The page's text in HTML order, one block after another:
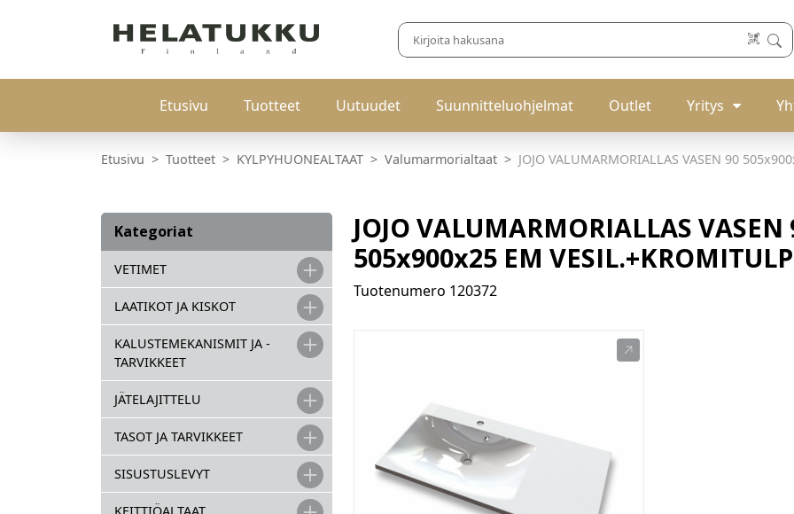
Etusivu Tuotteet Uutuudet Suunnitteluohjelmat Outlet Yritys
Etusivu Tuotteet KYLPYHUONEALTAAT Valumarmorialtaat JOJO VALUMARMORIALLAS VASEN 90
Kategoriat
VETIMET
LAATIKOT JA KISKOT
KALUSTEMEKANISMIT JA -
TARVIKKEET
JÄTELAJITTELU
TASOT JA TARVIKKEET
SISUSTUSLEVYT
JOJO VALUMARMORIALLAS VASEN
505x900x25 EM
Tuotenumero 120372